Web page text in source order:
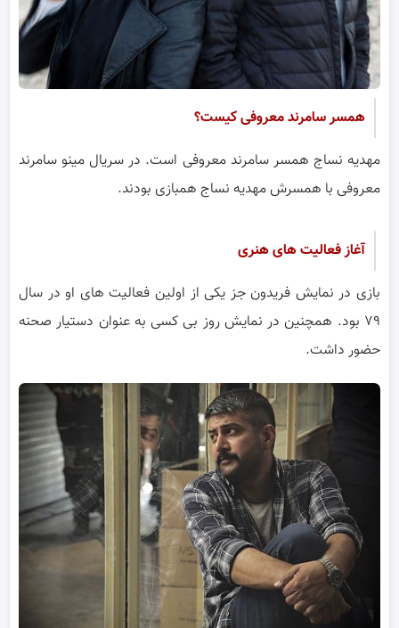
همسر سامرند معروفی کیست؟
مهدیه نساج همسر سامرند معروفی است. در سریال مینو سامرند
معروفی با همسرش مهدیه نساج همبازی بودند.
آغاز فعالیت های هنری
بازی در نمایش فریدون جز یکی از اولین فعالیت های او در سال
۷۹ بود. همچنین در نمایش روز بی کسی به عنوان دستیار صحنه
حضور داشت.